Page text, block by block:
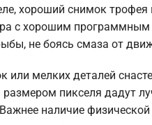
хороший снимок трофея
с хорошим программным
не боясь смаза от
мелких деталей
пикселя дадут
наличие